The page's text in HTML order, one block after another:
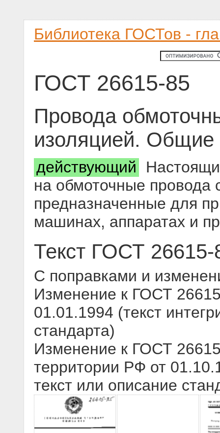
Библиотека ГОСТов -
ГОСТ 26615-85
Провода
изоляцией. Общие
действующий
на обмоточные провода
предназначенные для
машинах, аппаратах и
Текст ГОСТ 26615-
С поправками и
Изменение к ГОСТ
01.01.1994 (текст
стандарта)
Изменение к ГОСТ
территории РФ от
текст или описание